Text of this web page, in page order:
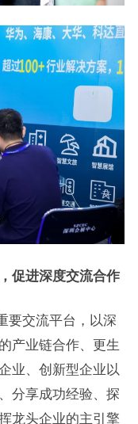
促进深度交流合作
要交流平台，以深
产业链合作、更生
业、创新型企业以
分享成功经验、探
龙头企业的主引擎